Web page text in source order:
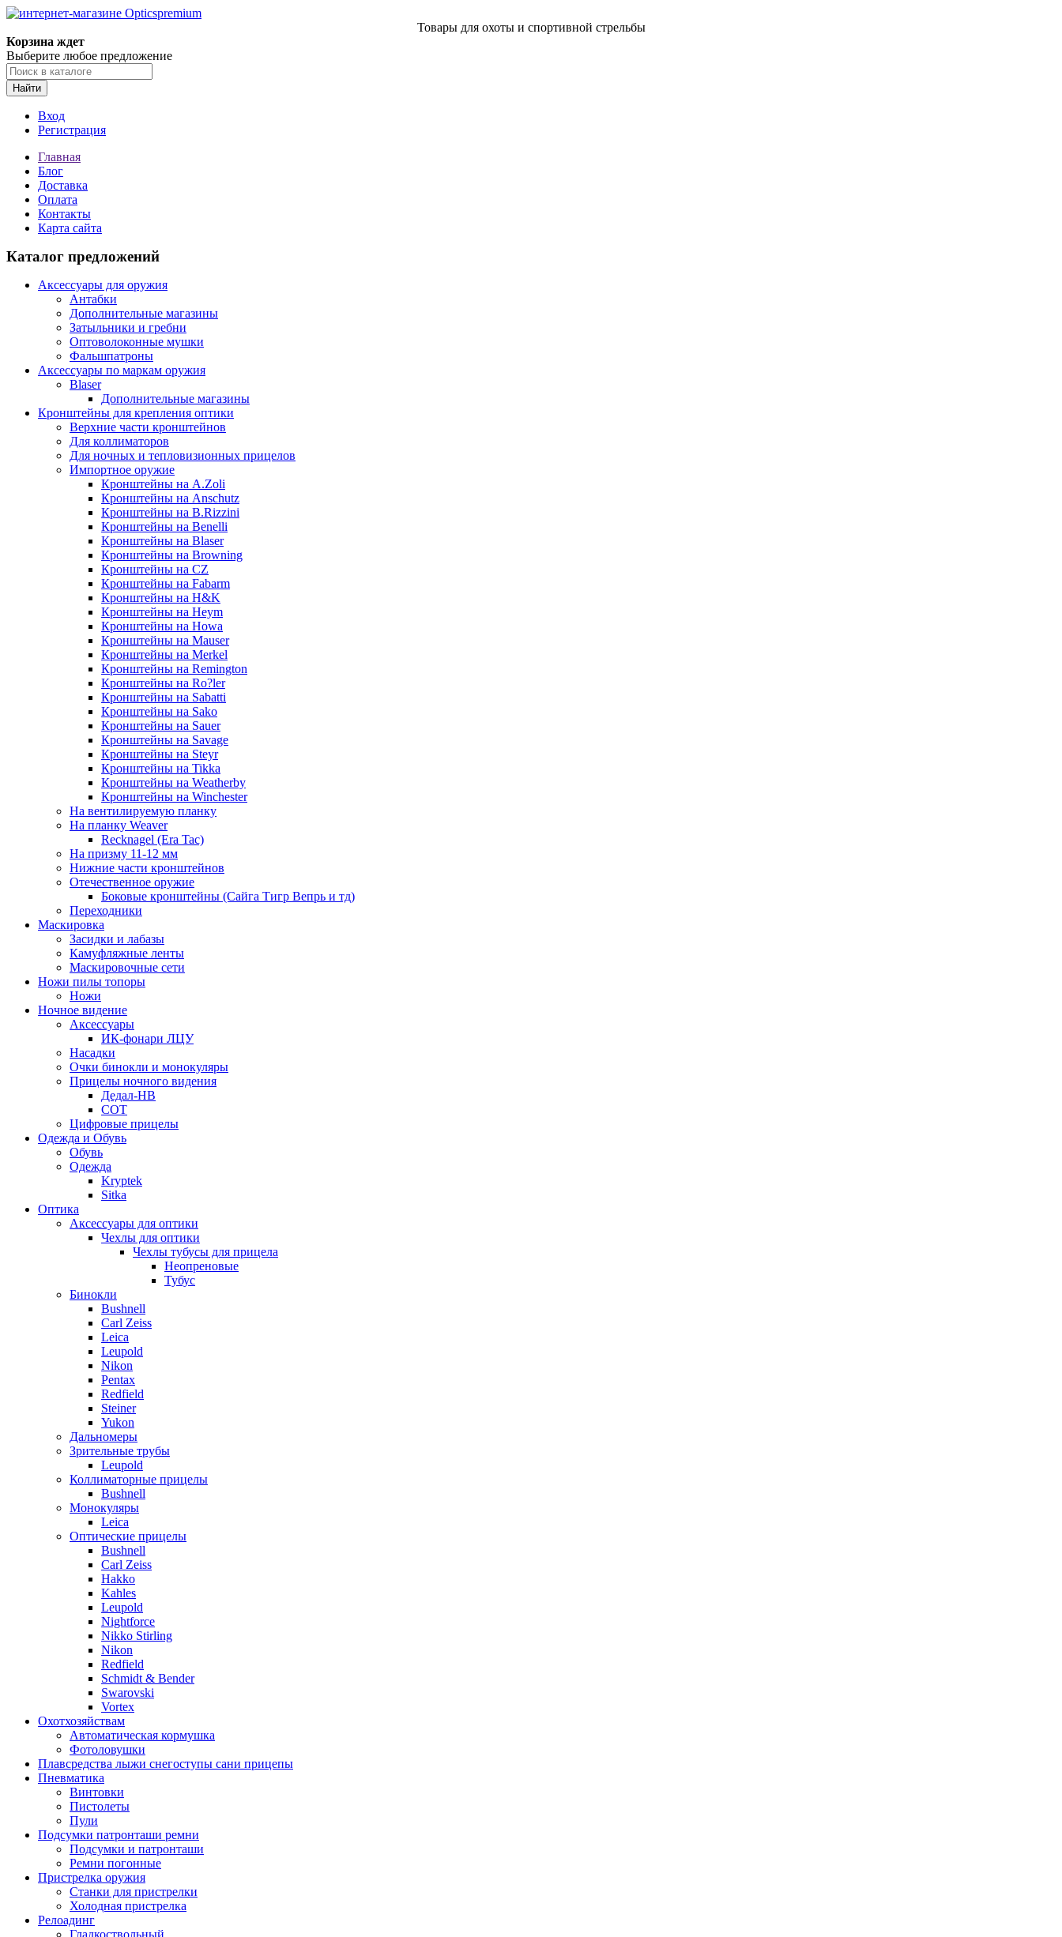
Товары для охоты и спортивной стрельбы
Корзина ждет
Выберите любое предложение
Найти
Вход
Регистрация
Главная
Блог
Доставка
Оплата
Контакты
Карта сайта
Каталог предложений
Аксессуары для оружия
Антабки
Дополнительные магазины
Затыльники и гребни
Оптоволоконные мушки
Фальшпатроны
Аксессуары по маркам оружия
Blaser
Дополнительные магазины
Кронштейны для крепления оптики
Верхние части кронштейнов
Для коллиматоров
Для ночных и тепловизионных прицелов
Импортное оружие
Кронштейны на A.Zoli
Кронштейны на Anschutz
Кронштейны на B.Rizzini
Кронштейны на Benelli
Кронштейны на Blaser
Кронштейны на Browning
Кронштейны на CZ
Кронштейны на Fabarm
Кронштейны на H&K
Кронштейны на Heym
Кронштейны на Howa
Кронштейны на Mauser
Кронштейны на Merkel
Кронштейны на Remington
Кронштейны на Ro?ler
Кронштейны на Sabatti
Кронштейны на Sako
Кронштейны на Sauer
Кронштейны на Savage
Кронштейны на Steyr
Кронштейны на Tikka
Кронштейны на Weatherby
Кронштейны на Winchester
На вентилируемую планку
На планку Weaver
Recknagel (Era Tac)
На призму 11-12 мм
Нижние части кронштейнов
Отечественное оружие
Боковые кронштейны (Сайга Тигр Вепрь и тд)
Переходники
Маскировка
Засидки и лабазы
Камуфляжные ленты
Маскировочные сети
Ножи пилы топоры
Ножи
Ночное видение
Аксессуары
ИК-фонари ЛЦУ
Насадки
Очки бинокли и монокуляры
Прицелы ночного видения
Дедал-НВ
СОТ
Цифровые прицелы
Одежда и Обувь
Обувь
Одежда
Kryptek
Sitka
Оптика
Аксессуары для оптики
Чехлы для оптики
Чехлы тубусы для прицела
Неопреновые
Тубус
Бинокли
Bushnell
Carl Zeiss
Leica
Leupold
Nikon
Pentax
Redfield
Steiner
Yukon
Дальномеры
Зрительные трубы
Leupold
Коллиматорные прицелы
Bushnell
Монокуляры
Leica
Оптические прицелы
Bushnell
Carl Zeiss
Hakko
Kahles
Leupold
Nightforce
Nikko Stirling
Nikon
Redfield
Schmidt & Bender
Swarovski
Vortex
Охотхозяйствам
Автоматическая кормушка
Фотоловушки
Плавсредства лыжи снегоступы сани прицепы
Пневматика
Винтовки
Пистолеты
Пули
Подсумки патронташи ремни
Подсумки и патронташи
Ремни погонные
Пристрелка оружия
Станки для пристрелки
Холодная пристрелка
Релоадинг
Гладкоствольный